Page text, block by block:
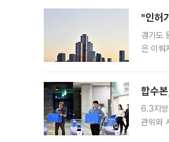
"인허
경기도
은 이뤄
합수
6.3지방
관위와